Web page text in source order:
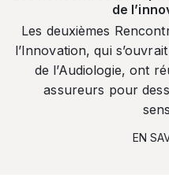
de
Les deuxièmes
l’Innovation, qui
de l’Audiologie, ont
assureurs pour
EN